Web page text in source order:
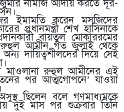
নামাজ আদায় করতে দূর-
ইমামতি করেন মসজিদের
প্রধানমন্ত্রী শেখ হাসিনাকে
বায়তুল মোকাররমের
রুহুল আমীন গত জুলাই থেকে
দায়িত্বশীলদের দিয়ে সেই
মাওলানা রুহুল আমীনের এই
পর আত্মগোপনে’ যাওয়া
ছিলেন বলে গণমাধ্যমকে
দুই মাস পর শুক্রবার তিনি